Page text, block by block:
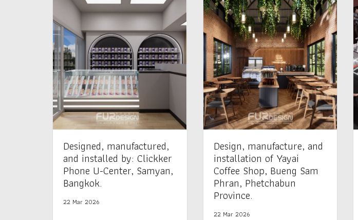
Designed, manufactured,
and installed by: Clickker
Phone U-Center, Samyan,
Bangkok.
22 Mar 2026
Design, manufacture, and
installation of Yayai
Coffee Shop, Bueng Sam
Phran, Phetchabun
Province.
22 Mar 2026